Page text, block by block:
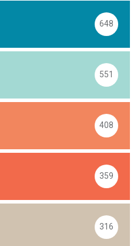
648
551
408
359
316